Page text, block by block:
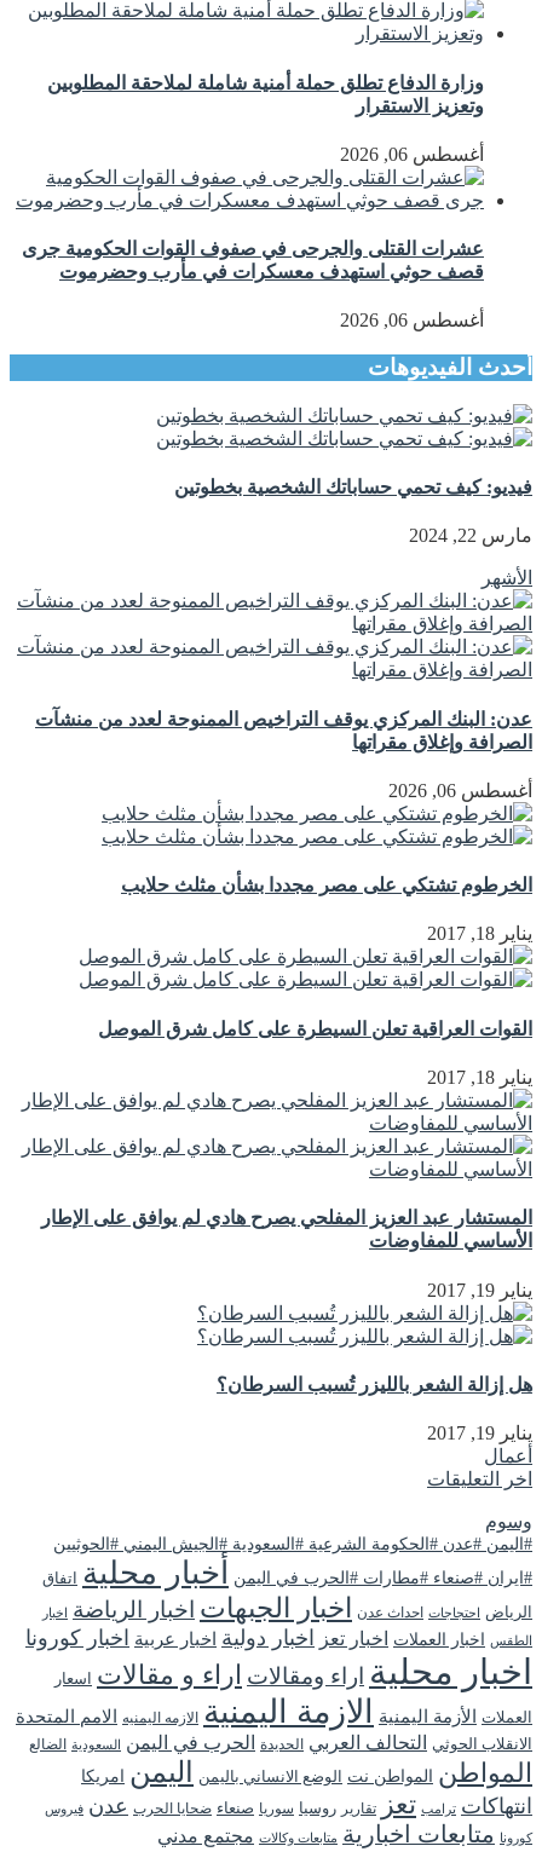
وزارة الدفاع تطلق حملة أمنية شاملة لملاحقة المطلوبين
وتعزيز الاستقرار
أغسطس 06, 2026
عشرات القتلى والجرحى في صفوف القوات الحكومية جرى
قصف حوثي استهدف معسكرات في مأرب وحضرموت
أغسطس 06, 2026
أحدث الفيديوهات
فيديو: كيف تحمي حساباتك الشخصية بخطوتين
مارس 22, 2024
الأشهر
عدن: البنك المركزي يوقف التراخيص الممنوحة لعدد من منشآت
الصرافة وإغلاق مقراتها
أغسطس 06, 2026
الخرطوم تشتكي على مصر مجددا بشأن مثلث حلايب
يناير 18, 2017
القوات العراقية تعلن السيطرة على كامل شرق الموصل
يناير 18, 2017
المستشار عبد العزيز المفلحي يصرح هادي لم يوافق على الإطار
الأساسي للمفاوضات
يناير 19, 2017
هل إزالة الشعر بالليزر تُسبب السرطان؟
يناير 19, 2017
أعمال
اخر التعليقات
وسوم
#اليمن #عدن #الحكومة الشرعية #السعودية #الجيش اليمني #الحوثيين
#ايران #صنعاء #مطارات #الحرب في اليمن
أخبار محلية
اتفاق
الرياض
احتجاجات احداث عدن اخبار الجبهات اخبار الرياضة اخبار
الطقس
اخبار العملات اخبار تعز اخبار دولية اخبار عربية اخبار كورونا
اخبار محلية اراء ومقالات اراء و مقالات اسعار
العملات الأزمة اليمنية الازمة اليمنية الازمه اليمنيه الامم المتحدة
الانقلاب الحوثي التحالف العربي الحديدة الحرب في اليمن السعودية الضالع
المواطن المواطن نت الوضع الانساني باليمن اليمن امريكا
انتهاكات ترامب تعز تقارير روسيا سوريا صنعاء ضحايا الحرب عدن فيروس
كورونا متابعات اخبارية متابعات وكالات مجتمع مدني